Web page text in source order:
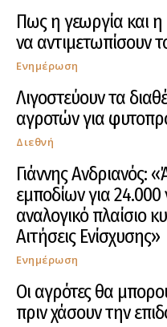
Πως η γεωργία και
να αντιμετωπίσουν
Ενημέρωση
Λιγοστεύουν τα
αγροτών για
Διεθνή
Γιάννης Ανδριανός:
εμποδίων για
αναλογικό πλαίσιο
Αιτήσεις Ενίσχυσης»
Ενημέρωση
Οι αγρότες θα
πριν χάσουν την